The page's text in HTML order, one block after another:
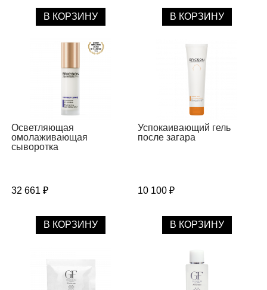
В КОРЗИНУ В КОРЗИНУ
Осветляющая
омолаживающая
сыворотка
32 661 ₽
В КОРЗИНУ
Успокаивающий гель
после загара
10 100 ₽
В КОРЗИНУ